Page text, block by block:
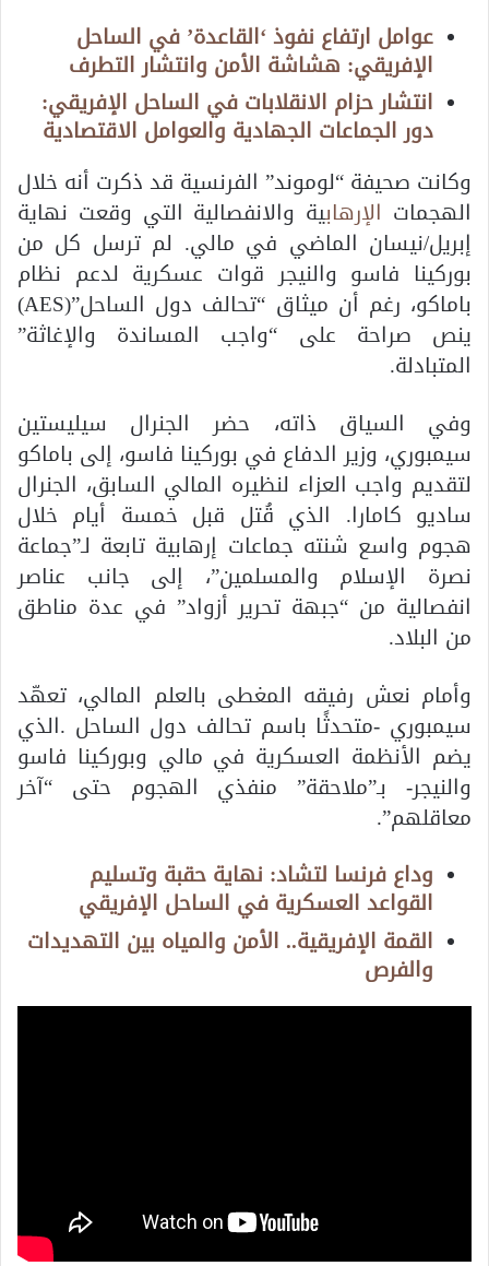
عوامل ارتفاع نفوذ ‘القاعدة’ في الساحل
الإفريقي: هشاشة الأمن وانتشار التطرف
انتشار حزام الانقلابات في الساحل الإفريقي:
دور الجماعات الجهادية والعوامل الاقتصادية
وكانت صحيفة “لوموند” الفرنسية قد ذكرت أنه خلال
الهجمات الإرهابية والانفصالية التي وقعت نهاية
إبريل/نيسان الماضي في مالي. لم ترسل كل من
بوركينا فاسو والنيجر قوات عسكرية لدعم نظام
باماكو، رغم أن ميثاق “تحالف دول الساحل”(AES)
ينص صراحة على “واجب المساندة والإغاثة”
المتبادلة.
وفي السياق ذاته، حضر الجنرال سيليستين
سيمبوري، وزير الدفاع في بوركينا فاسو، إلى باماكو
لتقديم واجب العزاء لنظيره المالي السابق، الجنرال
ساديو كامارا. الذي قُتل قبل خمسة أيام خلال
هجوم واسع شنته جماعات إرهابية تابعة لـ”جماعة
نصرة الإسلام والمسلمين”، إلى جانب عناصر
انفصالية من “جبهة تحرير أزواد” في عدة مناطق
من البلاد.
وأمام نعش رفيقه المغطى بالعلم المالي، تعهّد
سيمبوري -متحدثًا باسم تحالف دول الساحل .الذي
يضم الأنظمة العسكرية في مالي وبوركينا فاسو
والنيجر- بـ”ملاحقة” منفذي الهجوم حتى “آخر
معاقلهم”.
وداع فرنسا لتشاد: نهاية حقبة وتسليم
القواعد العسكرية في الساحل الإفريقي
القمة الإفريقية.. الأمن والمياه بين التهديدات
والفرص